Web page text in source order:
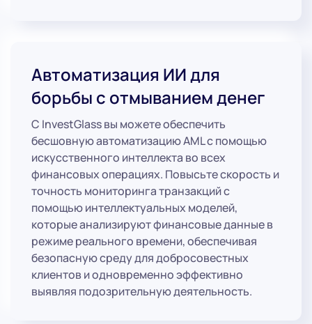
Автоматизация ИИ для
борьбы с отмыванием денег
С InvestGlass вы можете обеспечить
бесшовную автоматизацию AML с помощью
искусственного интеллекта во всех
финансовых операциях. Повысьте скорость и
точность мониторинга транзакций с
помощью интеллектуальных моделей,
которые анализируют финансовые данные в
режиме реального времени, обеспечивая
безопасную среду для добросовестных
клиентов и одновременно эффективно
выявляя подозрительную деятельность.